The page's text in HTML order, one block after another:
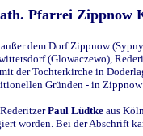
Pfarrei Zippnow
dem Dorf Zippnow
(Glowaczewo),
der Tochterkirche in
Gründen - in Zippnow
Paul Lüdtke aus
worden. Bei der Abschrift